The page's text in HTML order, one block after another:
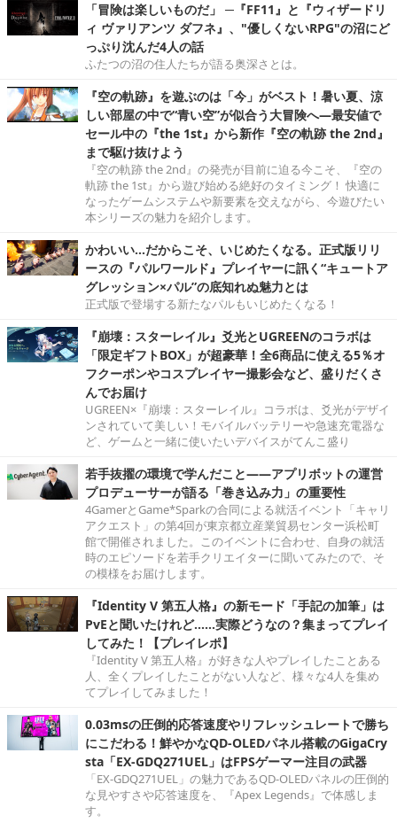
「冒険は楽しいものだ」 ─『FF11』と『ウィザードリ
ィ ヴァリアンツ ダフネ』、"優しくないRPG"の沼にど
っぷり沈んだ4人の話
ふたつの沼の住人たちが語る奥深さとは。
『空の軌跡』を遊ぶのは「今」がベスト！暑い夏、涼
しい部屋の中で“青い空”が似合う大冒険へ―最安値で
セール中の『the 1st』から新作『空の軌跡 the 2nd』
まで駆け抜けよう
『空の軌跡 the 2nd』の発売が目前に迫る今こそ、『空の
軌跡 the 1st』から遊び始める絶好のタイミング！ 快適に
なったゲームシステムや新要素を交えながら、今遊びたい
本シリーズの魅力を紹介します。
かわいい…だからこそ、いじめたくなる。正式版リリ
ースの『パルワールド』プレイヤーに訊く“キュートア
グレッション×パル”の底知れぬ魅力とは
正式版で登場する新たなパルもいじめたくなる！
『崩壊：スターレイル』爻光とUGREENのコラボは
「限定ギフトBOX」が超豪華！全6商品に使える5％オ
フクーポンやコスプレイヤー撮影会など、盛りだくさ
んでお届け
UGREEN×『崩壊：スターレイル』コラボは、爻光がデザイ
ンされていて美しい！モバイルバッテリーや急速充電器な
ど、ゲームと一緒に使いたいデバイスがてんこ盛り
若手抜擢の環境で学んだこと――アプリボットの運営
プロデューサーが語る「巻き込み力」の重要性
4GamerとGame*Sparkの合同による就活イベント「キャリ
アクエスト」の第4回が東京都立産業貿易センター浜松町
館で開催されました。このイベントに合わせ、自身の就活
時のエピソードを若手クリエイターに聞いてみたので、そ
の模様をお届けします。
『Identity V 第五人格』の新モード「手記の加筆」は
PvEと聞いたけれど……実際どうなの？集まってプレイ
してみた！【プレイレポ】
『Identity V 第五人格』が好きな人やプレイしたことある
人、全くプレイしたことがない人など、様々な4人を集め
てプレイしてみました！
0.03msの圧倒的応答速度やリフレッシュレートで勝ち
にこだわる！鮮やかなQD-OLEDパネル搭載のGigaCry
sta「EX-GDQ271UEL」はFPSゲーマー注目の武器
「EX-GDQ271UEL」の魅力であるQD-OLEDパネルの圧倒的
な見やすさや応答速度を、『Apex Legends』で体感しま
す。